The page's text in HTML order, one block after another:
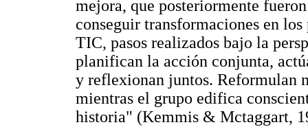
mejora, que posteriormente
conseguir transformaciones en
TIC, pasos realizados bajo la
planifican la acción conjunta,
y reflexionan juntos. Reformulan
mientras el grupo edifica
historia" (Kemmis & Mctaggart,